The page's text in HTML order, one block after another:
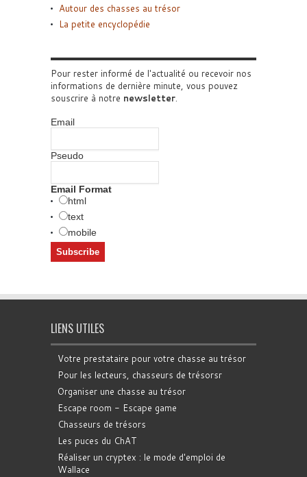
Autour des chasses au trésor
La petite encyclopédie
Pour rester informé de l'actualité ou recevoir nos
informations de dernière minute, vous pouvez
souscrire à notre newsletter.
Email
Pseudo
Email Format
html
text
mobile
LIENS UTILES
Votre prestataire pour votre chasse au trésor
Pour les lecteurs, chasseurs de trésorsr
Organiser une chasse au trésor
Escape room - Escape game
Chasseurs de trésors
Les puces du ChAT
Réaliser un cryptex : le mode d'emploi de
Wallace